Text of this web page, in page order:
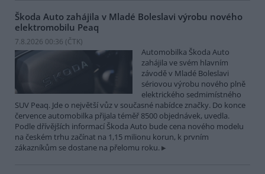
Škoda Auto zahájila v Mladé Boleslavi výrobu nového
elektromobilu Peaq
7.8.2026 00:36 (ČTK)
Automobilka Škoda Auto
zahájila ve svém hlavním
závodě v Mladé Boleslavi
sériovou výrobu nového plně
elektrického sedmimístného
SUV Peaq. Jde o největší vůz v současné nabídce značky. Do konce
července automobilka přijala téměř 8500 objednávek, uvedla.
Podle dřívějších informací Škoda Auto bude cena nového modelu
na českém trhu začínat na 1,15 milionu korun, k prvním
zákazníkům se dostane na přelomu roku.